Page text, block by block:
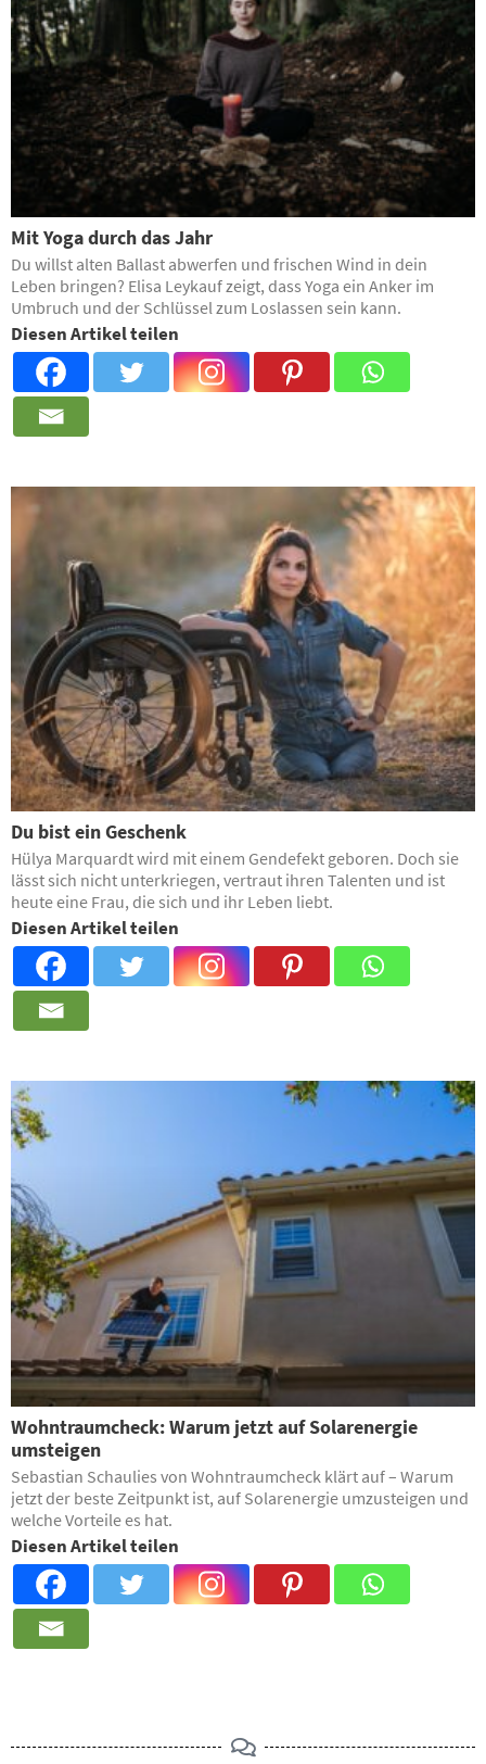
Mit Yoga durch das Jahr
Du willst alten Ballast abwerfen und frischen Wind in dein
Leben bringen? Elisa Leykauf zeigt, dass Yoga ein Anker im
Umbruch und der Schlüssel zum Loslassen sein kann.
Diesen Artikel teilen
Du bist ein Geschenk
Hülya Marquardt wird mit einem Gendefekt geboren. Doch sie
lässt sich nicht unterkriegen, vertraut ihren Talenten und ist
heute eine Frau, die sich und ihr Leben liebt.
Diesen Artikel teilen
Wohntraumcheck: Warum jetzt auf Solarenergie
umsteigen
Sebastian Schaulies von Wohntraumcheck klärt auf – Warum
jetzt der beste Zeitpunkt ist, auf Solarenergie umzusteigen und
welche Vorteile es hat.
Diesen Artikel teilen